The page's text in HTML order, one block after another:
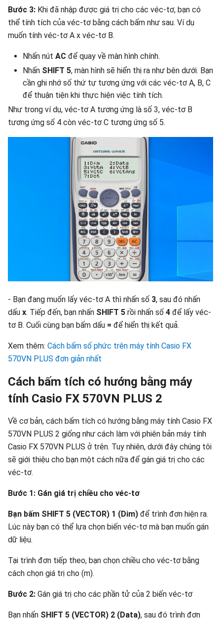
Bước 3: Khi đã nhập được giá trị cho các véc-tơ, bạn có
thể tính tích của véc-tơ bằng cách bấm như sau. Ví dụ
muốn tính véc-tơ A x véc-tơ B.
Nhấn nút AC để quay về màn hình chính.
Nhấn SHIFT 5, màn hình sẽ hiển thị ra như bên dưới. Bạn
cần ghi nhớ số thứ tự tương ứng với các véc-tơ A, B, C
để thuận tiện khi thực hiện việc tính tích.
Như trong ví dụ, véc-tơ A tương ứng là số 3, véc-tơ B
tương ứng số 4 còn véc-tơ C tương ứng số 5.
- Bạn đang muốn lấy véc-tơ A thì nhấn số 3, sau đó nhấn
dấu x. Tiếp đến, bạn nhấn SHIFT 5 rồi nhấn số 4 để lấy véc-
tơ B. Cuối cùng bạn bấm dấu = để hiển thị kết quả.
Xem thêm: Cách bấm số phức trên máy tính Casio FX
570VN PLUS đơn giản nhất
Cách bấm tích có hướng bằng máy
tính Casio FX 570VN PLUS 2
Về cơ bản, cách bấm tích có hướng bằng máy tính Casio FX
570VN PLUS 2 giống như cách làm với phiên bản máy tính
Casio FX 570VN PLUS ở trên. Tuy nhiên, dưới đây chúng tôi
sẽ giới thiệu cho bạn một cách nữa để gán giá trị cho các
véc-tơ.
Bước 1: Gán giá trị chiều cho véc-tơ
Bạn bấm SHIFT 5 (VECTOR) 1 (Dim) để trình đơn hiện ra.
Lúc này bạn có thể lựa chọn biến véc-tơ mà bạn muốn gán
dữ liệu.
Tại trình đơn tiếp theo, bạn chọn chiều cho véc-tơ bằng
cách chọn giá trị cho (m).
Bước 2: Gán giá trị cho các phần tử của 2 biến véc-tơ
Bạn nhấn SHIFT 5 (VECTOR) 2 (Data), sau đó trình đơn